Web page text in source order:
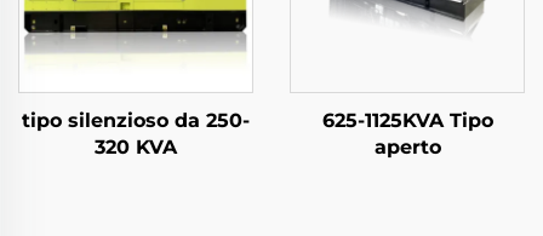
tipo silenzioso da 250-
320 KVA
625-1125KVA Tipo
aperto